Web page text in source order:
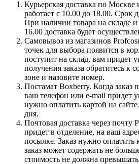
Курьерская доставка по Москве
работает с 10.00 до 18.00. Срок
При наличии товара на складе
16.00 доставка будет
Самовывоз из магазинов
точек для выбора появится в
поступит на склад, вам придет
получения заказа обратитесь к
зоне и назовите номер.
Постамат Boxberry. Когда заказ
ваш телефон или e-mail придет
нужно оплатить картой на
дня.
Почтовая доставка через почту
придет в отделение, на ваш
посылке. Заказ нужно оплатить
заказ может содержать не
стоимость не должна